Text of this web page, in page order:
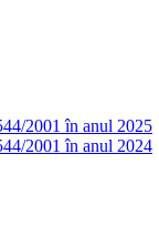
2001 în anul 2025
2001 în anul 2024